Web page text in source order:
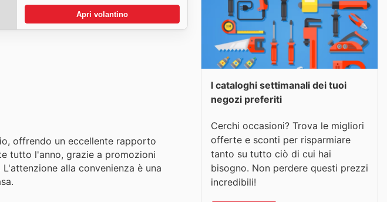
Apri volantino
offrendo un eccellente rapporto
tutto l'anno, grazie a promozioni
alla convenienza è una
I cataloghi settimanali dei tuoi
negozi preferiti
Cerchi occasioni? Trova le migliori
offerte e sconti per risparmiare
tanto su tutto ciò di cui hai
bisogno. Non perdere questi prezzi
incredibili!